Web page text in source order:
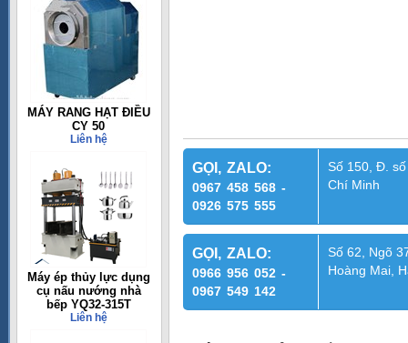
MÁY RANG HẠT ĐIỀU
CY 50
Liên hệ
Máy ép thủy lực dụng
cụ nấu nướng nhà
bếp YQ32-315T
Liên hệ
GỌI, ZALO:
0967 458 568 -
0926 575 555
Số 150, Đ.
Chí Minh
GỌI, ZALO:
0966 956 052 -
0967 549 142
Số 62, Ngõ
Hoàng Mai,